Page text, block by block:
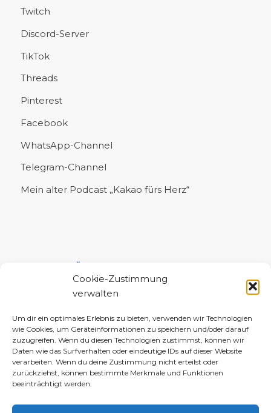
Cookie-Zustimmung
verwalten
Um dir ein optimales Erlebnis zu bieten, verwenden wir Technologien
wie Cookies, um Geräteinformationen zu speichern und/oder darauf
zuzugreifen. Wenn du diesen Technologien zustimmst, können wir
Daten wie das Surfverhalten oder eindeutige IDs auf dieser Website
verarbeiten. Wenn du deine Zustimmung nicht erteilst oder
zurückziehst, können bestimmte Merkmale und Funktionen
beeinträchtigt werden.
Twitch
Discord-Server
TikTok
Threads
Pinterest
Facebook
WhatsApp-Channel
Telegram-Channel
Mein alter Podcast „Kakao fürs Herz“